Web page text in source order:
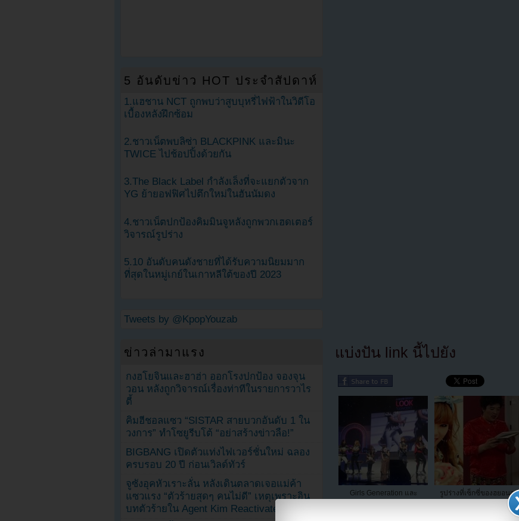
แบ่งปัน link นี้ไปยัง
Girls Generation และ
รูปร่างที่เซ็กซี่ของฮยอนอา
4Minute สมัยอยู่มัธยมต้น
สร้างความสนใจเป็นอย่าง
5 อันดับข่าว HOT ประจำสัปดาห์
1.แฮชาน NCT ถูกพบว่าสูบบุหรี่ไฟฟ้าในวิดีโอ
เบื้องหลังฝึกซ้อม
2.ชาวเน็ตพบลิซ่า BLACKPINK และมินะ
TWICE ไปช้อปปิ้งด้วยกัน
3.The Black Label กำลังเล็งที่จะแยกตัวจาก
YG ย้ายอฟฟิศไปตึกใหม่ในฮันนัมดง
4.ชาวเน็ตปกป้องคิมมินจูหลังถูกพวกเฮดเตอร์
วิจารณ์รูปร่าง
5.10 อันดับคนดังชายที่ได้รับความนิยมมาก
ที่สุดในหมู่เกย์ในเกาหลีใต้ของปี 2023
Tweets by @KpopYouzab
ข่าวล่ามาแรง
กงฮโยจินและฮาฮ่า ออกโรงปกป้อง จองจุน
วอน หลังถูกวิจารณ์เรื่องท่าทีในรายการวาไร
ตี้
คิมฮีชอลแซว “SISTAR สายบวกอันดับ 1 ใน
วงการ” ทำโซยูรีบโต้ “อย่าสร้างข่าวลือ!”
BIGBANG เปิดตัวแท่งไฟเวอร์ชั่นใหม่ ฉลอง
ครบรอบ 20 ปี ก่อนเวิลด์ทัวร์
จูซังอุคหัวเราะลั่น หลังเดินตลาดเจอแม่ค้า
แซวแรง “ตัวร้ายสุดๆ คนไม่ดี” เหตุเพราะอิน
บทตัวร้ายใน Agent Kim Reactivated